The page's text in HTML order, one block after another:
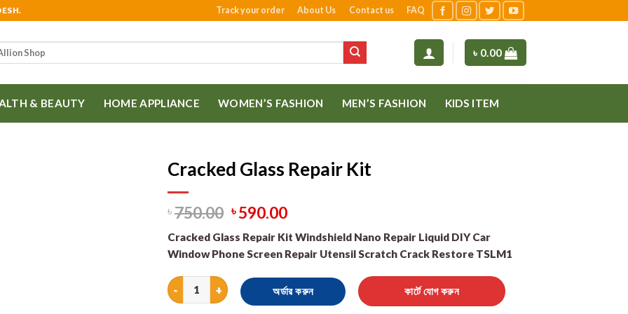
Track your order About Us Contact us FAQ
৳ 0.00
& BEAUTY HOME APPLIANCE WOMEN’S FASHION MEN’S FASHION KIDS ITEM
Cracked Glass Repair Kit
৳750.00 ৳590.00
Cracked Glass Repair Kit Windshield Nano Repair Liquid DIY Car
Window Phone Screen Repair Utensil Scratch Crack Restore TSLM1
Cracked Glass Repair Kit quantity
অর্ডার করুন কার্টে যোগ করুন